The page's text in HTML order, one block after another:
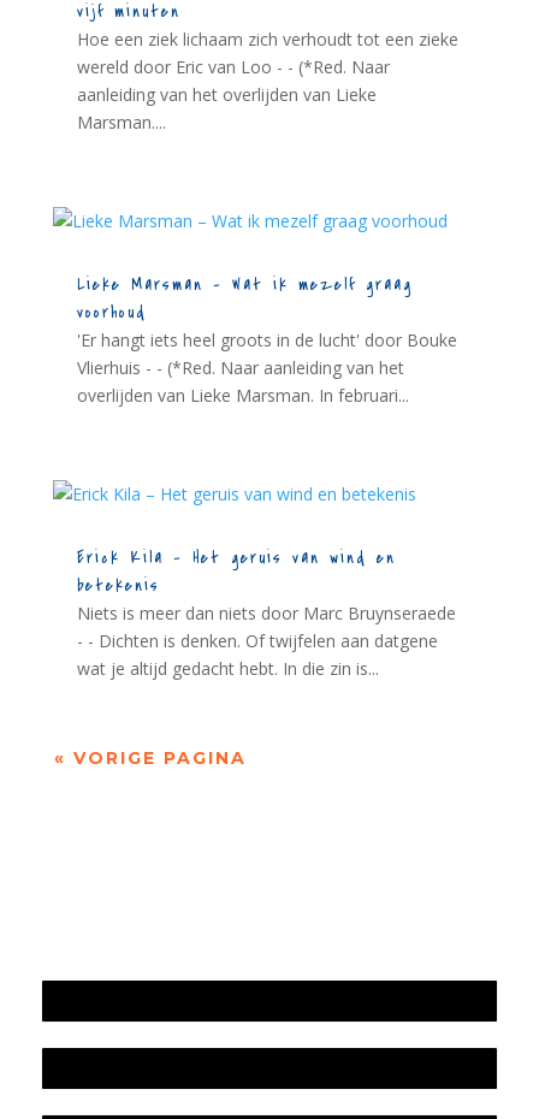
vijf minuten
Hoe een ziek lichaam zich verhoudt tot een zieke
wereld door Eric van Loo - - (*Red. Naar
aanleiding van het overlijden van Lieke
Marsman....
Lieke Marsman – Wat ik mezelf graag
voorhoud
'Er hangt iets heel groots in de lucht' door Bouke
Vlierhuis - - (*Red. Naar aanleiding van het
overlijden van Lieke Marsman. In februari...
Erick Kila – Het geruis van wind en
betekenis
Niets is meer dan niets door Marc Bruynseraede
- - Dichten is denken. Of twijfelen aan datgene
wat je altijd gedacht hebt. In die zin is...
« VORIGE PAGINA